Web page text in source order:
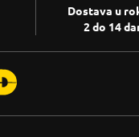
Dostava u
2 do 14